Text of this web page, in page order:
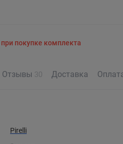
при покупке комплекта
Отзывы 30 Доставка
Pirelli